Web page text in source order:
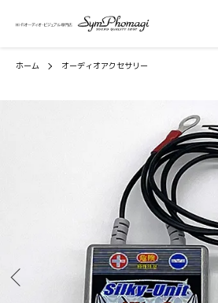
ホーム オーディオアクセサリー